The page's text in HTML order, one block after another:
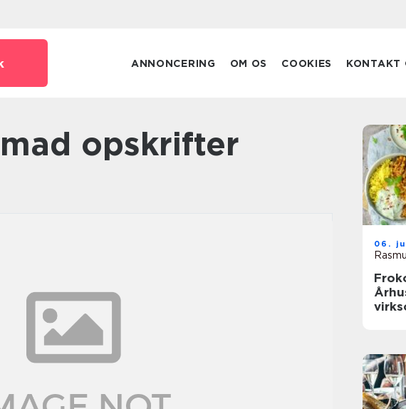
ANNONCERING OM OS COOKIES KONTAKT
opskrifter
06.